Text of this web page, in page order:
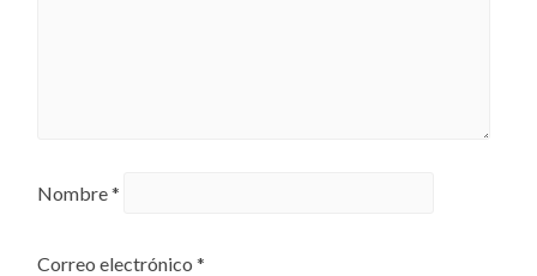
Nombre*
Correo electrónico*